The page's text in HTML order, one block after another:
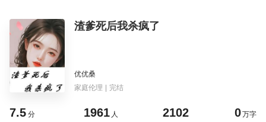
渣爹死后我杀疯了
优优桑
家庭伦理 | 完结
7.5 分
1961 人
2102 0万字